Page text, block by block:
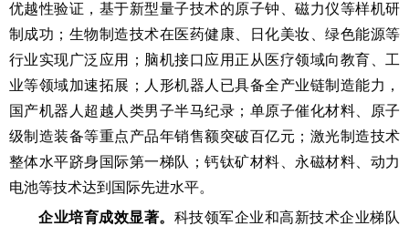
优越性验证，基于新型量子技术的原子钟、磁力仪等样机研
制成功；生物制造技术在医药健康、日化美妆、绿色能源等
行业实现广泛应用；脑机接口应用正从医疗领域向教育、工
业等领域加速拓展；人形机器人已具备全产业链制造能力，
国产机器人超越人类男子半马纪录；单原子催化材料、原子
级制造装备等重点产品年销售额突破百亿元；激光制造技术
整体水平跻身国际第一梯队；钙钛矿材料、永磁材料、动力
电池等技术达到国际先进水平。
企业培育成效显著。 科技领军企业和高新技术企业梯队